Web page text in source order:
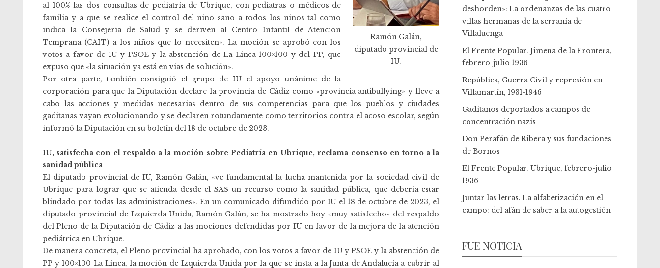
Ramón Galán,
diputado provincial de
IU.
al 100% las dos consultas de pediatría de Ubrique, con pediatras o médicos de
familia y a que se realice el control del niño sano a todos los niños tal como
indica la Consejería de Salud y se deriven al Centro Infantil de Atención
Temprana (CAIT) a los niños que lo necesiten». La moción se aprobó con los
votos a favor de IU y PSOE y la abstención de La Línea 100×100 y del PP, que
expuso que «la situación ya está en vías de solución».
Por otra parte, también consiguió el grupo de IU el apoyo unánime de la
corporación para que la Diputación declare la provincia de Cádiz como «provincia antibullying» y lleve a
cabo las acciones y medidas necesarias dentro de sus competencias para que los pueblos y ciudades
gaditanas vayan evolucionando y se declaren rotundamente como territorios contra el acoso escolar, según
informó la Diputación en su boletín del 18 de octubre de 2023.
IU, satisfecha con el respaldo a la moción sobre Pediatría en Ubrique, reclama consenso en torno a la
sanidad pública
El diputado provincial de IU, Ramón Galán, «ve fundamental la lucha mantenida por la sociedad civil de
Ubrique para lograr que se atienda desde el SAS un recurso como la sanidad pública, que debería estar
blindado por todas las administraciones». En un comunicado difundido por IU el 18 de octubre de 2023, el
diputado provincial de Izquierda Unida, Ramón Galán, se ha mostrado hoy «muy satisfecho» del respaldo
del Pleno de la Diputación de Cádiz a las mociones defendidas por IU en favor de la mejora de la atención
pediátrica en Ubrique.
De manera concreta, el Pleno provincial ha aprobado, con los votos a favor de IU y PSOE y la abstención de
PP y 100×100 La Línea, la moción de Izquierda Unida por la que se insta a la Junta de Andalucía a cubrir al
deshorden»: La ordenanzas de las cuatro
villas hermanas de la serranía de
Villaluenga
El Frente Popular. Jimena de la Frontera,
febrero-julio 1936
República, Guerra Civil y represión en
Villamartín, 1931-1946
Gaditanos deportados a campos de
concentración nazis
Don Perafán de Ribera y sus fundaciones
de Bornos
El Frente Popular. Ubrique, febrero-julio
1936
Juntar las letras. La alfabetización en el
campo: del afán de saber a la autogestión
FUE NOTICIA